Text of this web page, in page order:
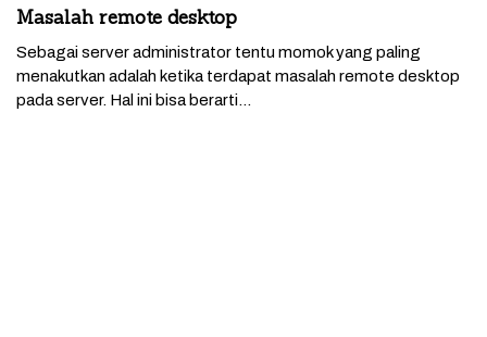
Masalah remote desktop
Sebagai server administrator tentu momok yang paling
menakutkan adalah ketika terdapat masalah remote desktop
pada server. Hal ini bisa berarti...